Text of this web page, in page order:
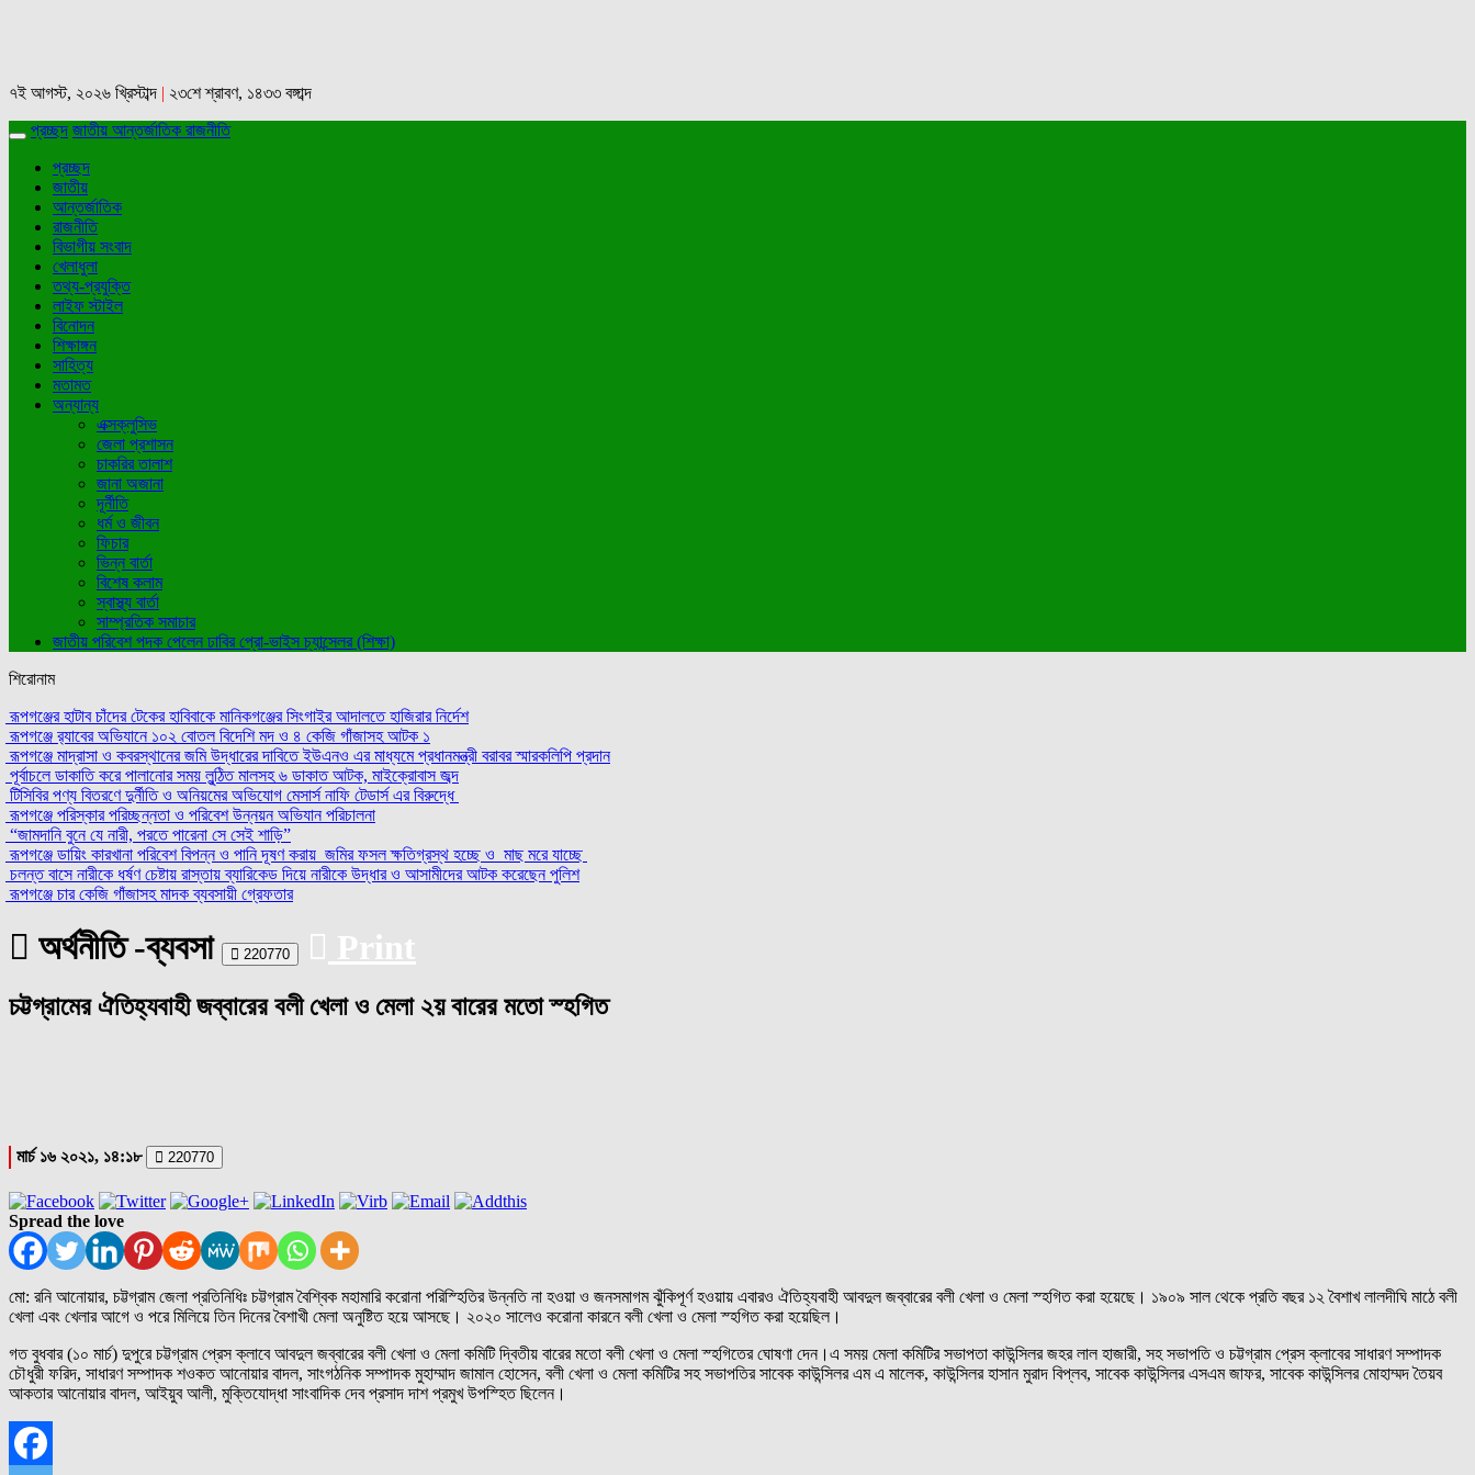
৭ই আগস্ট, ২০২৬ খ্রিস্টাব্দ | ২৩শে শ্রাবণ, ১৪৩৩ বঙ্গাব্দ
প্রচ্ছদ জাতীয় আন্তর্জাতিক রাজনীতি
প্রচ্ছদ
জাতীয়
আন্তর্জাতিক
রাজনীতি
বিভাগীয় সংবাদ
খেলাধুলা
তথ্য-প্রযুক্তি
লাইফ স্টাইল
বিনোদন
শিক্ষাঙ্গন
সাহিত্য
মতামত
অন্যান্য
এক্সক্লুসিভ
জেলা প্রশাসন
চাকরির তালাশ
জানা অজানা
দূর্নীতি
ধর্ম ও জীবন
ফিচার
ভিন্ন বার্তা
বিশেষ কলাম
স্বাস্থ্য বার্তা
সাম্প্রতিক সমাচার
জাতীয় পরিবেশ পদক পেলেন ঢাবির প্রো-ভাইস চ্যান্সেলর (শিক্ষা)
শিরোনাম
রূপগঞ্জের হাটাব চাঁদের টেকের হাবিবাকে মানিকগঞ্জের সিংগাইর আদালতে হাজিরার নির্দেশ
রূপগঞ্জে র‍্যাবের অভিযানে ১০২ বোতল বিদেশি মদ ও ৪ কেজি গাঁজাসহ আটক ১
রূপগঞ্জে মাদ্রাসা ও কবরস্থানের জমি উদ্ধারের দাবিতে ইউএনও এর মাধ্যমে প্রধানমন্ত্রী বরাবর স্মারকলিপি প্রদান
পূর্বাচলে ডাকাতি করে পালানোর সময় লুন্ঠিত মালসহ ৬ ডাকাত আটক, মাইক্রোবাস জব্দ
টিসিবির পণ্য বিতরণে দুর্নীতি ও অনিয়মের অভিযোগ মেসার্স নাফি টেডার্স এর বিরুদ্ধে
রূপগঞ্জে পরিস্কার পরিচ্ছন্নতা ও পরিবেশ উন্নয়ন অভিযান পরিচালনা
“জামদানি বুনে যে নারী, পরতে পারেনা সে সেই শাড়ি”
রূপগঞ্জে ডায়িং কারখানা পরিবেশ বিপন্ন ও পানি দূষণ করায় জমির ফসল ক্ষতিগ্রস্থ হচ্ছে ও মাছ মরে যাচ্ছে
চলন্ত বাসে নারীকে ধর্ষণ চেষ্টায় রাস্তায় ব্যারিকেড দিয়ে নারীকে উদ্ধার ও আসামীদের আটক করেছেন পুলিশ
রূপগঞ্জে চার কেজি গাঁজাসহ মাদক ব্যবসায়ী গ্রেফতার
অর্থনীতি -ব্যবসা 220770 Print
চট্টগ্রামের ঐতিহ্যবাহী জব্বারের বলী খেলা ও মেলা ২য় বারের মতো স্হগিত
মার্চ ১৬ ২০২১, ১৪:১৮ 220770
Spread the love
মো: রনি আনোয়ার, চট্টগ্রাম জেলা প্রতিনিধিঃ চট্টগ্রাম বৈশ্বিক মহামারি করোনা পরিস্হিতির উন্নতি না হওয়া ও জনসমাগম ঝুঁকিপূর্ণ হওয়ায় এবারও ঐতিহ্যবাহী আবদুল জব্বারের বলী খেলা ও মেলা স্হগিত করা হয়েছে। ১৯০৯ সাল থেকে প্রতি বছর ১২ বৈশাখ লালদীঘি মাঠে বলী
খেলা এবং খেলার আগে ও পরে মিলিয়ে তিন দিনের বৈশাখী মেলা অনুষ্টিত হয়ে আসছে। ২০২০ সালেও করোনা কারনে বলী খেলা ও মেলা স্হগিত করা হয়েছিল।
গত বুধবার (১০ মার্চ) দুপুরে চট্টগ্রাম প্রেস ক্লাবে আবদুল জব্বারের বলী খেলা ও মেলা কমিটি দ্বিতীয় বারের মতো বলী খেলা ও মেলা স্হগিতের ঘোষণা দেন।এ সময় মেলা কমিটির সভাপতা কাউন্সিলর জহর লাল হাজারী, সহ সভাপতি ও চট্টগ্রাম প্রেস ক্লাবের সাধারণ সম্পাদক
চৌধুরী ফরিদ, সাধারণ সম্পাদক শওকত আনোয়ার বাদল, সাংগঠনিক সম্পাদক মুহাম্মাদ জামাল হোসেন, বলী খেলা ও মেলা কমিটির সহ সভাপতির সাবেক কাউন্সিলর এম এ মালেক, কাউন্সিলর হাসান মুরাদ বিপ্লব, সাবেক কাউন্সিলর এসএম জাফর, সাবেক কাউন্সিলর মোহাম্মদ তৈয়ব
আকতার আনোয়ার বাদল, আইয়ুব আলী, মুক্তিযোদ্ধা সাংবাদিক দেব প্রসাদ দাশ প্রমুখ উপস্হিত ছিলেন।